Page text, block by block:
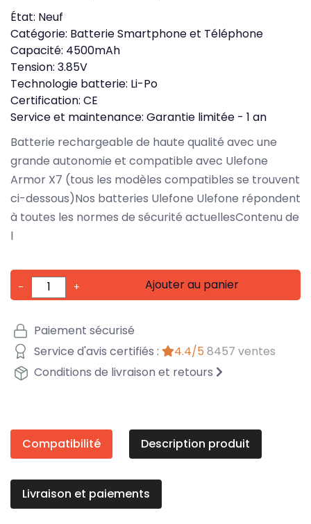
État: Neuf
Catégorie: Batterie Smartphone et Téléphone
Capacité: 4500mAh
Tension: 3.85V
Technologie batterie: Li-Po
Certification: CE
Service et maintenance: Garantie limitée - 1 an
Batterie rechargeable de haute qualité avec une
grande autonomie et compatible avec Ulefone
Armor X7 (tous les modèles compatibles se trouvent
ci-dessous)Nos batteries Ulefone Ulefone répondent
à toutes les normes de sécurité actuellesContenu de
l
- + Ajouter au panier
Paiement sécurisé
Service d'avis certifiés :
4.4/5 8457 ventes
Conditions de livraison et retours
Compatibilité Description produit
Livraison et paiements